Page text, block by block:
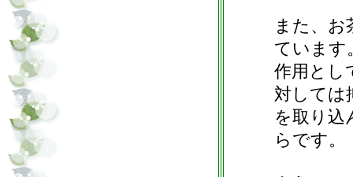
また、
ています
作用とし
対しては
を取り込
らです。